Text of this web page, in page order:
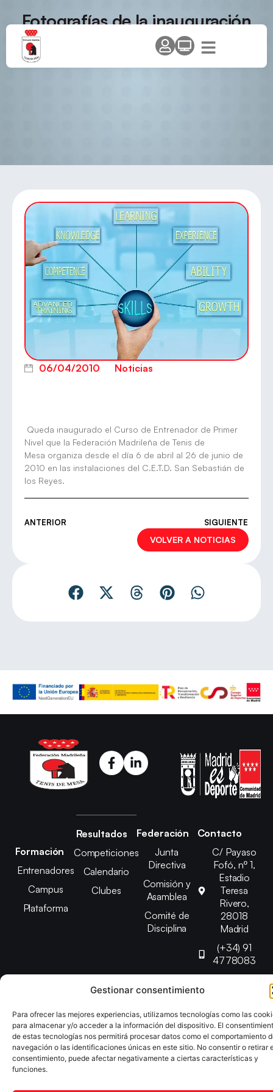
Gestionar consentimiento
Para ofrecer las mejores experiencias, utilizamos tecnologías como las
para almacenar y/o acceder a la información del dispositivo. El
de estas tecnologías nos permitirá procesar datos como el comportamiento
navegación o las identificaciones únicas en este sitio. No consentir o retirar
consentimiento, puede afectar negativamente a ciertas características y
funciones.
Fotografías de la inauguración
del curso de entrenador de nivel
06/04/2010 Noticias
Queda inaugurado el Curso de Entrenador de Primer
Nivel que la Federación Madrileña de Tenis de
Mesa organiza desde el día 6 de abril al 26 de junio de
2010 en las instalaciones del C.E.T.D. San Sebastián de
los Reyes.
ANTERIOR SIGUIENTE
VOLVER A NOTICIAS
Formación
Entrenadores
Campus
Plataforma
Resultados
Competiciones
Calendario
Clubes
Federación
Junta
Directiva
Comisión y
Asamblea
Comité de
Disciplina
Contacto
C/ Payaso
Fofó, nº 1,
Estadio
Teresa
Rivero,
28018
Madrid
(+34) 91
4778083
Copyright © 2025 Federación Madrileña de Tenis de Mesa |
Desarrollado porTOOOLS
Aviso LegalPolítica de CookiesPolítica de Privacidad